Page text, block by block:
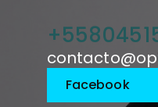
Facebook